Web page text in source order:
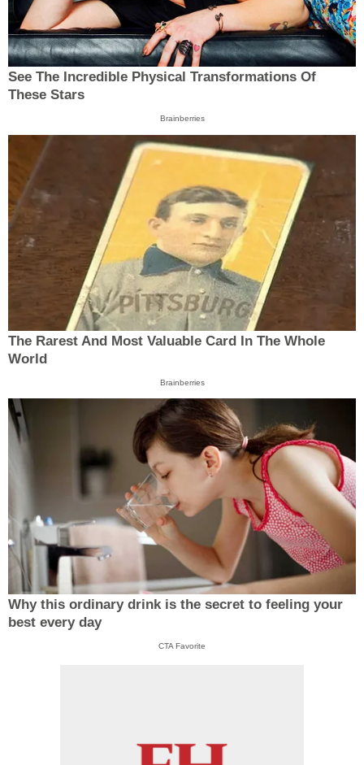
See The Incredible Physical Transformations Of
These Stars
Brainberries
The Rarest And Most Valuable Card In The Whole
World
Brainberries
Why this ordinary drink is the secret to feeling your
best every day
CTA Favorite